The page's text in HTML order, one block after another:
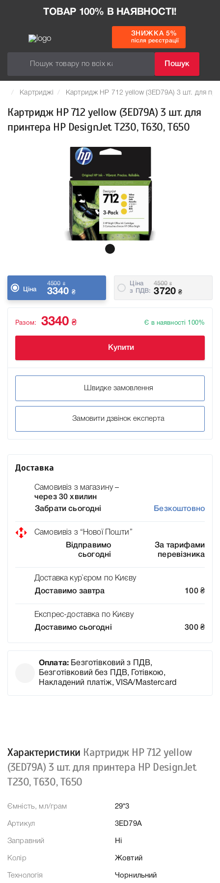
ТОВАР 100% В НАЯВНОСТІ!
Пошук
ЗНИЖКА 5%
після реєстрації
Картриджі Картридж HP 712 yellow (3ED79A) 3 шт. для
Картридж HP 712 yellow (3ED79A) 3 шт. для
принтера HP DesignJet T230, T630, T650
Ціна
4500 ₴
3340 ₴
Ціна
з ПДВ:
4500 ₴
3720 ₴
Є в наявності 100%
Разом: 3340 ₴
Купити
Швидке замовлення
Замовити дзвінок експерта
Доставка
Самовивіз з магазину –
через 30 хвилин
Забрати сьогодні
Безкоштовно
Самовивіз з “Нової Пошти”
Відправимо
сьогодні
За тарифами
перевізника
Доставка кур`єром по Києву
Доставимо завтра
100 ₴
Експрес-доставка по Києву
Доставимо сьогодні
300 ₴
Оплата: Безготівковий з ПДВ,
Безготівковий без ПДВ, Готівкою,
Накладений платіж, VISA/Mastercard
Характеристики Картридж HP 712 yellow
(3ED79A) 3 шт. для принтера HP DesignJet
T230, T630, T650
Ємність, мл/грам 29*3
Артикул 3ED79A
Заправний Ні
Колір Жовтий
Технологія Чорнильний